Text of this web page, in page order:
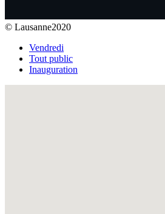
© Lausanne2020
Vendredi
Tout public
Inauguration